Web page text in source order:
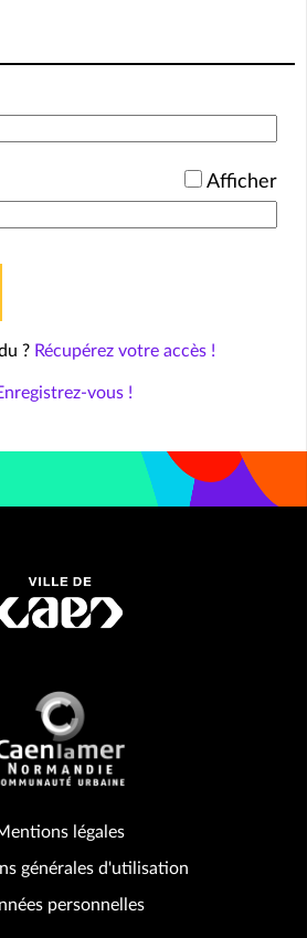
Afficher
? Récupérez votre accès !
vous !
légales
générales d'utilisation
personnelles